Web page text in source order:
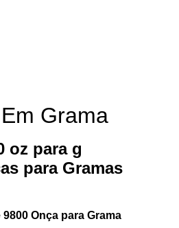
Grama
oz para g
para Gramas
Onça para Grama